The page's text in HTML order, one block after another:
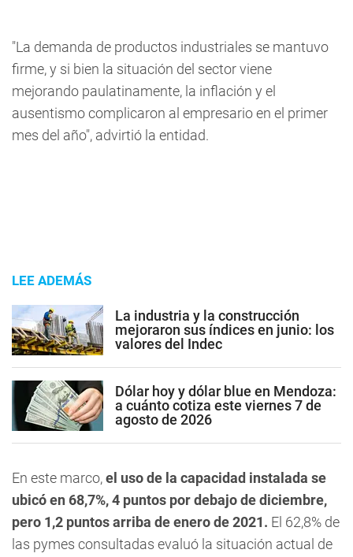
"La demanda de productos industriales se mantuvo
firme, y si bien la situación del sector viene
mejorando paulatinamente, la inflación y el
ausentismo complicaron al empresario en el primer
mes del año", advirtió la entidad.
LEE ADEMÁS
La industria y la construcción
mejoraron sus índices en junio: los
valores del Indec
Dólar hoy y dólar blue en Mendoza:
a cuánto cotiza este viernes 7 de
agosto de 2026
En este marco,el uso de la capacidad instalada se
ubicó en 68,7%, 4 puntos por debajo de diciembre,
pero 1,2 puntos arriba de enero de 2021. El 62,8% de
las pymes consultadas evaluó la situación actual de